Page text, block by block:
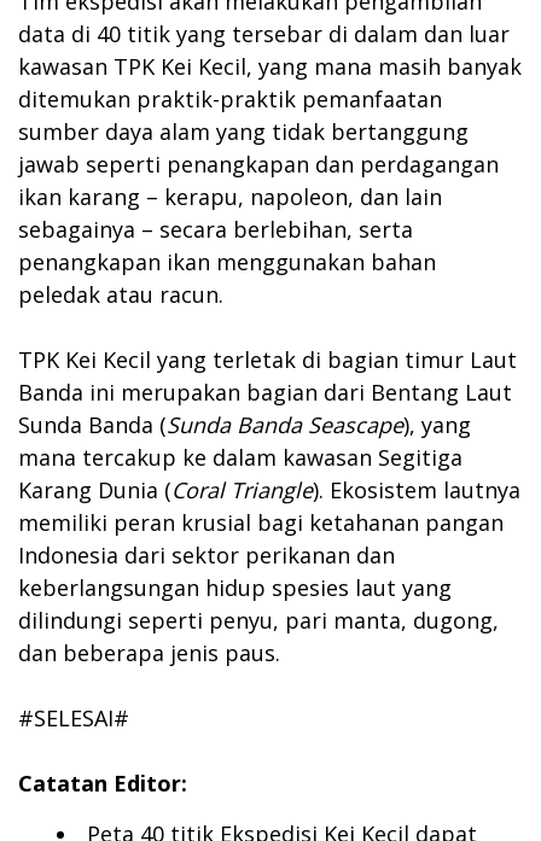
data di 40 titik yang tersebar di dalam dan luar
kawasan TPK Kei Kecil, yang mana masih banyak
ditemukan praktik-praktik pemanfaatan
sumber daya alam yang tidak bertanggung
jawab seperti penangkapan dan perdagangan
ikan karang – kerapu, napoleon, dan lain
sebagainya – secara berlebihan, serta
penangkapan ikan menggunakan bahan
peledak atau racun.
TPK Kei Kecil yang terletak di bagian timur Laut
Banda ini merupakan bagian dari Bentang Laut
Sunda Banda (Sunda Banda Seascape), yang
mana tercakup ke dalam kawasan Segitiga
Karang Dunia (Coral Triangle). Ekosistem lautnya
memiliki peran krusial bagi ketahanan pangan
Indonesia dari sektor perikanan dan
keberlangsungan hidup spesies laut yang
dilindungi seperti penyu, pari manta, dugong,
dan beberapa jenis paus.
#SELESAI#
Catatan Editor:
Peta 40 titik Ekspedisi Kei Kecil dapat